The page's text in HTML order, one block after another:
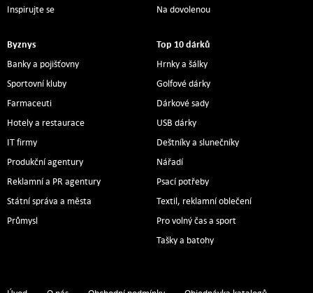
Inspirujte se
Na dovolenou
Byznys
Banky a pojišťovny
Sportovní kluby
Farmaceuti
Hotely a restaurace
IT firmy
Produkční agentury
Reklamní a PR agentury
Státní správa a města
Průmysl
Top 10 dárků
Hrnky a šálky
Golfové dárky
Dárkové sady
USB dárky
Deštníky a slunečníky
Nářadí
Psací potřeby
Textil, reklamní oblečení
Pro volný čas a sport
Tašky a batohy